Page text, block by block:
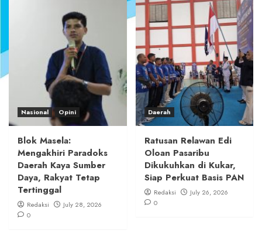
Nasional Opini
Blok Masela:
Mengakhiri Paradoks
Daerah Kaya Sumber
Daya, Rakyat Tetap
Tertinggal
Redaksi
July 28, 2026
0
Daerah
Ratusan Relawan Edi
Oloan Pasaribu
Dikukuhkan di Kukar,
Siap Perkuat Basis PAN
Redaksi
July 26, 2026
0